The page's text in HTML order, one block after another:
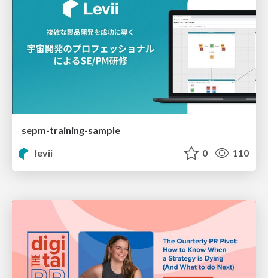
sepm-training-sample
levii
0 110